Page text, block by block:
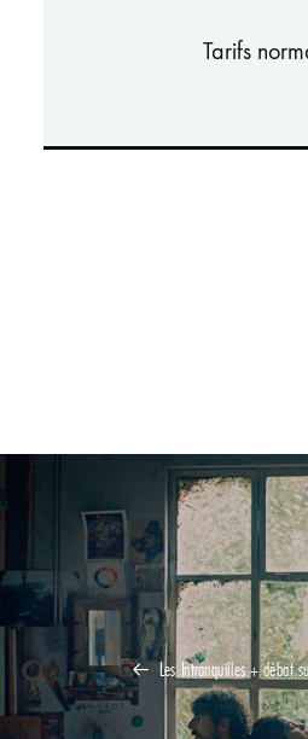
Tarifs
Les Intranquilles + débat